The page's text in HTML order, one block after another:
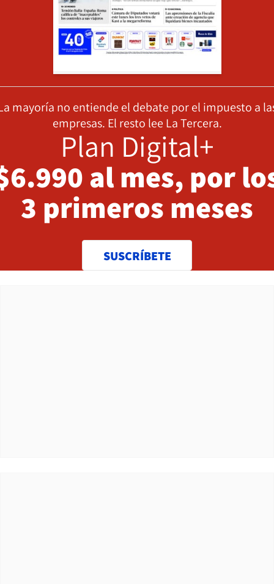
mayoría no entiende el debate por el impuesto a
empresas. El resto lee La Tercera.
Plan Digital+
al mes, por
3 primeros meses
SUSCRÍBETE